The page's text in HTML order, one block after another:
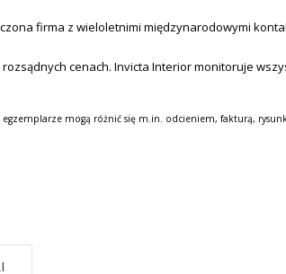
firma z wieloletnimi międzynarodowymi
cenach. Invicta Interior monitoruje
mogą różnić się m.in. odcieniem, fakturą,